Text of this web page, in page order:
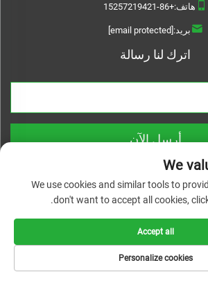
هاتف:+86-15257219421
بريد:[email protected]
اترك لنا رسالة
أرسل الآن
We
We use cookies and similar tools to
don't want to accept all cookies,
Personalize cookies
Accept all